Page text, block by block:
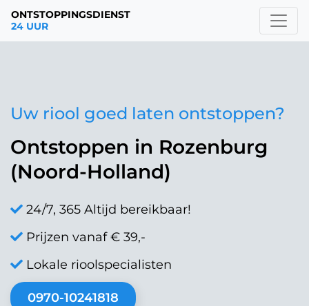
ONTSTOPPINGSDIENST
24 UUR
Uw riool goed laten ontstoppen?
Ontstoppen in Rozenburg
(Noord-Holland)
24/7, 365 Altijd bereikbaar!
Prijzen vanaf € 39,-
Lokale rioolspecialisten
0970-10241818